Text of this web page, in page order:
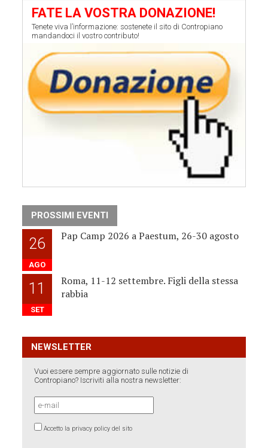
FATE LA VOSTRA DONAZIONE!
Tenete viva l’informazione: sostenete il sito di Contropiano
mandandoci il vostro contributo!
PROSSIMI EVENTI
26
AGO
Pap Camp 2026 a Paestum, 26-30 agosto
11
SET
Roma, 11-12 settembre. Figli della stessa
rabbia
NEWSLETTER
Vuoi essere sempre aggiornato sulle notizie di
Contropiano? Iscriviti alla nostra newsletter:
Accetto la privacy policy del sito